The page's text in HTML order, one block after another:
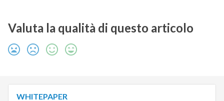
Valuta la qualità di questo articolo
WHITEPAPER